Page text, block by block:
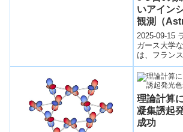
いアイン
観測（
Discover
Cross
Matter）
2025-09-15
ガース大学
は、フラン
NOEMA電
を行い、き
ンシュ...
理論計算
凝集誘起
成功